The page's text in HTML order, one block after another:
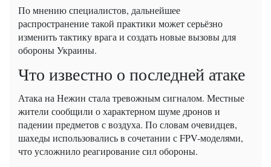
По мнению специалистов, дальнейшее
распространение такой практики может серьёзно
изменить тактику врага и создать новые вызовы для
обороны Украины.
Что известно о последней атаке
Атака на Нежин стала тревожным сигналом. Местные
жители сообщили о характерном шуме дронов и
падении предметов с воздуха. По словам очевидцев,
шахеды использовались в сочетании с FPV-моделями,
что усложнило реагирование сил обороны.